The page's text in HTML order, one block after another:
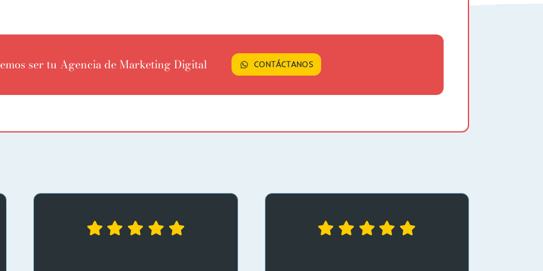
ser tu Agencia de Marketing Digital CONTÁCTANOS